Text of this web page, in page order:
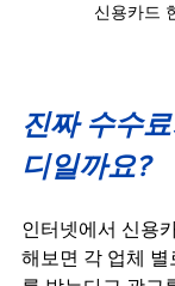
신용카드
진짜 수수
디일까요?
인터넷에서 신용
해보면 각 업체 별